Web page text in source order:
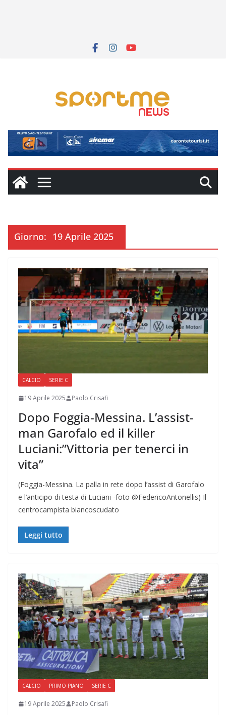
Giorno: 19 Aprile 2025
CALCIO SERIE C
19 Aprile 2025 Paolo Crisafi
Dopo Foggia-Messina. L’assist-
man Garofalo ed il killer
Luciani:”Vittoria per tenerci in
vita”
(Foggia-Messina. La palla in rete dopo l’assist di Garofalo
e l’anticipo di testa di Luciani -foto @FedericoAntonellis) Il
centrocampista biancoscudato
Leggi tutto
CALCIO PRIMO PIANO SERIE C
19 Aprile 2025 Paolo Crisafi